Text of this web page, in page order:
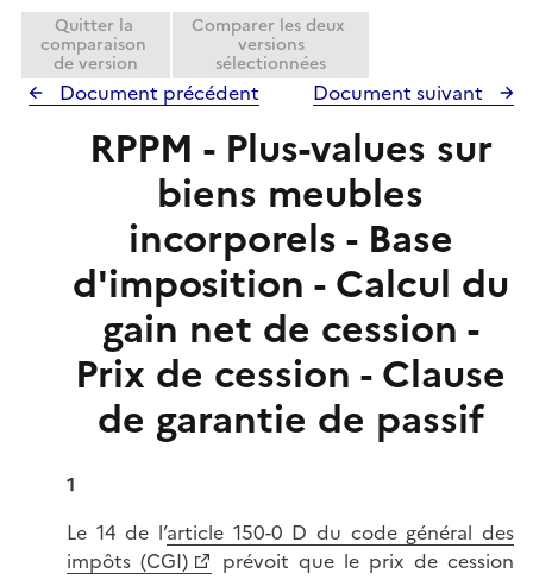
Quitter la
comparaison
de version
Comparer les deux
versions
sélectionnées
Document précédent Document suivant
RPPM - Plus-values sur
biens meubles
incorporels - Base
d'imposition - Calcul du
gain net de cession -
Prix de cession - Clause
de garantie de passif
1
Le 14 de l’article 150-0 D du code général des
impôts (CGI)
prévoit que le prix de cession